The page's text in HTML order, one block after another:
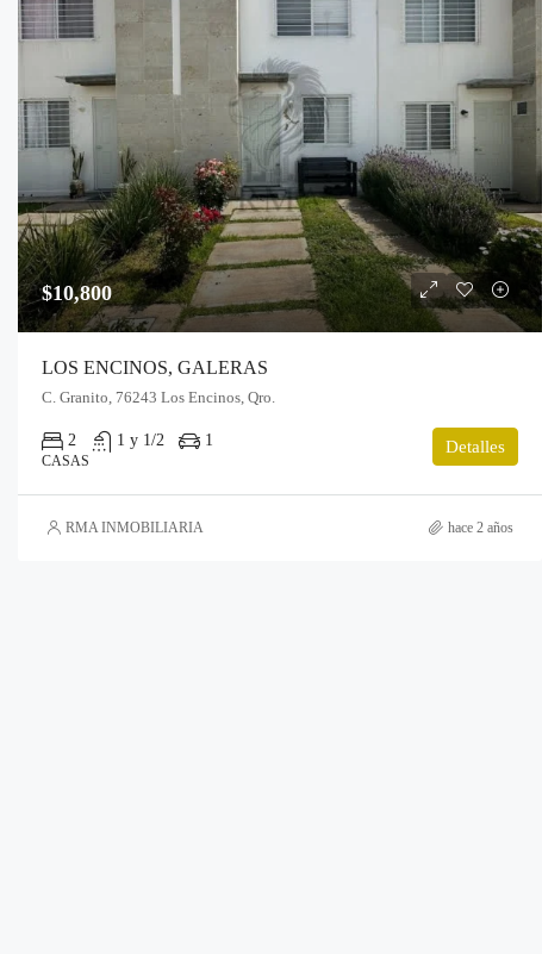
$10,800
LOS ENCINOS, GALERAS
C. Granito, 76243 Los Encinos, Qro.
2 1 y 1/2 1
CASAS
Detalles
RMA INMOBILIARIA hace 2 años